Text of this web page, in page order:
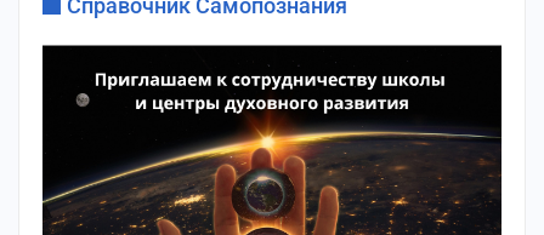
Справочник Самопознания